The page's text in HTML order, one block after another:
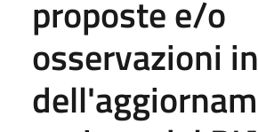
proposte e/o
osservazioni